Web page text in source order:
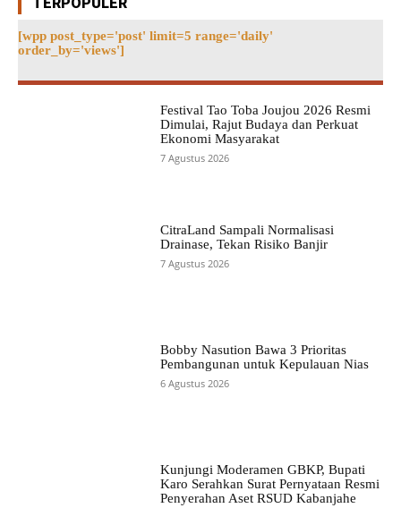
[wpp post_type='post' limit=5 range='daily'
order_by='views']
Festival Tao Toba Joujou 2026 Resmi
Dimulai, Rajut Budaya dan Perkuat
Ekonomi Masyarakat
7 Agustus 2026
CitraLand Sampali Normalisasi
Drainase, Tekan Risiko Banjir
7 Agustus 2026
Bobby Nasution Bawa 3 Prioritas
Pembangunan untuk Kepulauan Nias
6 Agustus 2026
Kunjungi Moderamen GBKP, Bupati
Karo Serahkan Surat Pernyataan Resmi
Penyerahan Aset RSUD Kabanjahe